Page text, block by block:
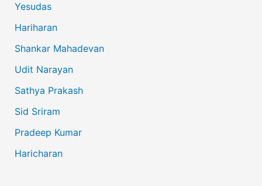
Yesudas
Hariharan
Shankar Mahadevan
Udit Narayan
Sathya Prakash
Sid Sriram
Pradeep Kumar
Haricharan